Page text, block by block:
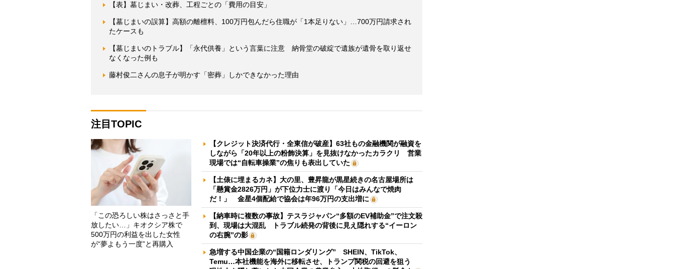
【表】墓じまい・改葬、工程ごとの「費用の目安」
【墓じまいの誤算】高額の離檀料、100万円包んだら住職が「1本足りない」…700万円請求され
たケースも
【墓じまいのトラブル】「永代供養」という言葉に注意 納骨堂の破綻で遺族が遺骨を取り返せ
なくなった例も
藤村俊二さんの息子が明かす「密葬」しかできなかった理由
注目TOPIC
「この恐ろしい株はさっさと手
放したい…」キオクシア株で
500万円の利益を出した女性
が“夢よもう一度”と再購入
【クレジット決済代行・全東信が破産】63社もの金融機関が融資を
しながら「20年以上の粉飾決算」を見抜けなかったカラクリ 営業
現場では“自転車操業”の焦りも表出していた
【土俵に埋まるカネ】大の里、豊昇龍が黒星続きの名古屋場所は
「懸賞金2826万円」が下位力士に渡り「今日はみんなで焼肉
だ！」 金星4個配給で協会は年96万円の支出増に
【納車時に複数の事故】テスラジャパン“多額のEV補助金”で注文殺
到、現場は大混乱 トラブル続発の背後に見え隠れする“イーロン
の右腕”の影
急増する中国企業の“国籍ロンダリング” SHEIN、TikTok、
Temu…本社機能を海外に移転させ、トランプ関税の回避を狙う